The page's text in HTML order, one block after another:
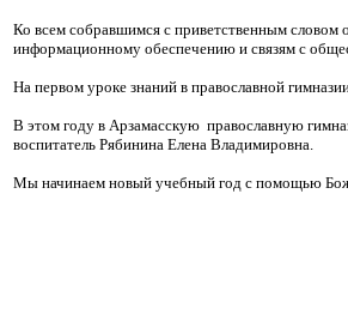
Ко всем собравшимся с приветственным словом
информационному обеспечению и связям с
На первом уроке знаний в православной
В этом году в Арзамасскую православную
воспитатель Рябинина Елена Владимировна.
Мы начинаем новый учебный год с помощью